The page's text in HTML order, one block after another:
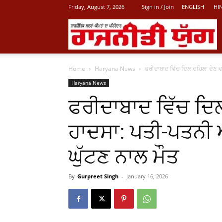
Friday, August 7, 2026 Sign in / Join ENGLISH
Home Haryana News ਫਰੀਦਾਬਾਦ ਵਿੱਚ ਦਿਲ ਦਹਿਲਾ ਦੇਣ
Haryana News
ਫਰੀਦਾਬਾਦ ਵਿੱਚ
ਹਾਦਸਾ: ਪਤੀ-
ਘੁੱਟਣ ਨਾਲ ਮੌਤ
By Gurpreet Singh - January 16, 2026